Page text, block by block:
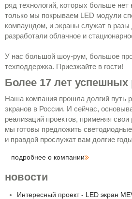
3D экран для РОСТЕХ
3D куб установлен в главном
павильоне РОСТЕХа.
Экран для НЛМК СК "Лисья
нора"
Двигающийся LED экран MEVY
ряд технологий, которых больше нет
только мы покрываем LED модули
компаундом, и экраны служат в
разработали облачное и
У нас большой шоу-рум, большое
техподдержка. Приезжайте в гости!
Более 17 лет успешных
Наша компания прошла долгий путь
экранов в России. И сейчас,
реализаций проектов, применяя
мы готовы предложить
и правдой прослужат вам долгие
подробнее о компании
новости
Интересный проект - LED экран